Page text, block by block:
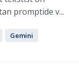
promptide v...
Gemini